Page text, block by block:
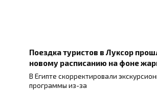
Поездка туристов в Луксор
новому расписанию на фоне
В Египте скорректировали
программы из-за